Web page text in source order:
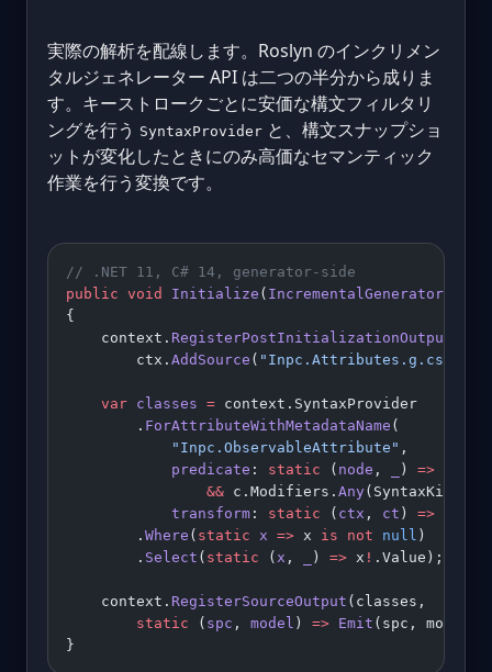
実際の解析を配線します。Roslyn のインクリメン
タルジェネレーター API は二つの半分から成りま
す。キーストロークごとに安価な構文フィルタリ
ングを行う SyntaxProvider と、構文スナップショ
ットが変化したときにのみ高価なセマンティック
作業を行う変換です。
// .NET 11, C# 14, generator-side
public void Initialize (
{
    context.
RegisterPostInitializationOutput
        ctx.
AddSource ( "Inpc.Attributes.g.cs"
    var
classes = context.SyntaxProvider
        .
ForAttributeWithMetadataName (
            "Inpc.ObservableAttribute"
,
            predicate
: static ( node , ) =>
                &&
c.Modifiers. Any
            transform
: static ( ctx , ct ) =>
        .
Where ( static x => x is not null )
        .
Select ( static ( x , ) => x ! .Value);
    context.
RegisterSourceOutput (classes,
        static
( spc , model ) => Emit (spc,
}